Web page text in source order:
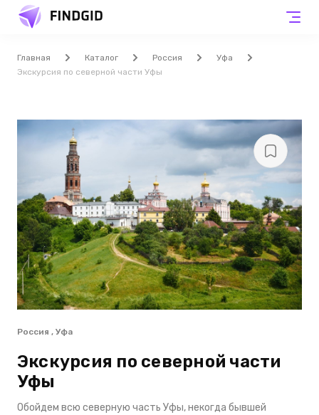
Главная Каталог Россия
Уфа
Экскурсия по северной части Уфы
Россия , Уфа
Экскурсия по северной части
Уфы
Обойдем всю северную часть Уфы, некогда бывшей